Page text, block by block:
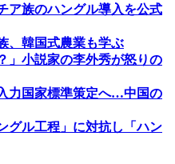
ア族のハングル導入を公式
、韓国式農業も学ぶ
」小説家の李外秀が怒りの
力国家標準策定へ…中国の
グル工程」に対抗し「ハン